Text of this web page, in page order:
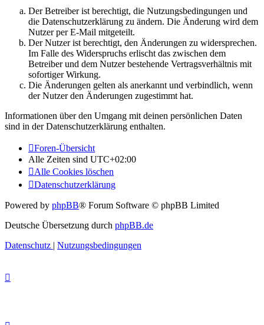
Der Betreiber ist berechtigt, die Nutzungsbedingungen und
die Datenschutzerklärung zu ändern. Die Änderung wird dem
Nutzer per E-Mail mitgeteilt.
Der Nutzer ist berechtigt, den Änderungen zu widersprechen.
Im Falle des Widerspruchs erlischt das zwischen dem
Betreiber und dem Nutzer bestehende Vertragsverhältnis mit
sofortiger Wirkung.
Die Änderungen gelten als anerkannt und verbindlich, wenn
der Nutzer den Änderungen zugestimmt hat.
Informationen über den Umgang mit deinen persönlichen Daten
sind in der Datenschutzerklärung enthalten.
Foren-Übersicht
Alle Zeiten sind UTC+02:00
Alle Cookies löschen
Datenschutzerklärung
Powered by phpBB® Forum Software © phpBB Limited
Deutsche Übersetzung durch phpBB.de
Datenschutz | Nutzungsbedingungen